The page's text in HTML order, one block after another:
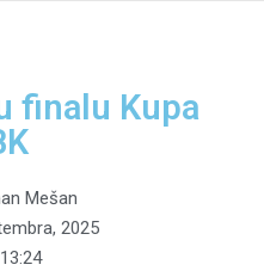
finalu Kupa
Mešan
2025
13:24